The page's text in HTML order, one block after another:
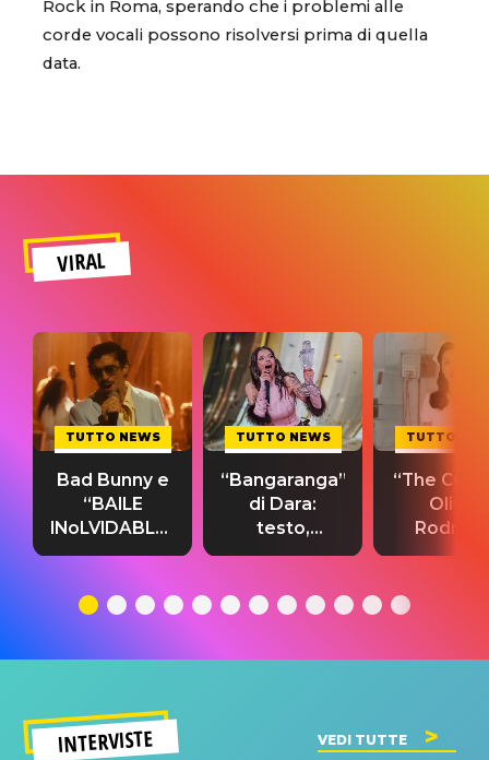
Rock in Roma, sperando che i problemi alle
corde vocali possono risolversi prima di quella
data.
VIRAL
TUTTO NEWS
Bad Bunny e
“BAILE
INoLVIDABLE”:
testo,
significato
TUTTO NEWS
“Bangaranga”
di Dara:
testo,
traduzione e
del singolo
TUTTO
“The
Olivia
testo,
INTERVISTE VEDI TUTTE